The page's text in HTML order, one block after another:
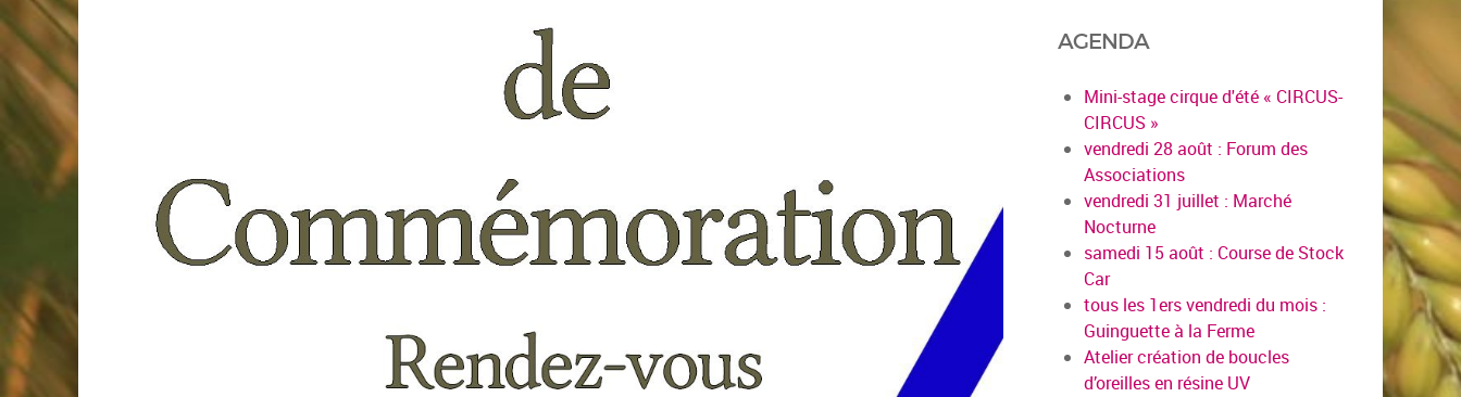
AGENDA
Mini-stage cirque d'été « CIRCUS-
CIRCUS »
vendredi 28 août : Forum des
Associations
vendredi 31 juillet : Marché
Nocturne
samedi 15 août : Course de Stock
Car
tous les 1ers vendredi du mois :
Guinguette à la Ferme
Atelier création de boucles
d’oreilles en résine UV